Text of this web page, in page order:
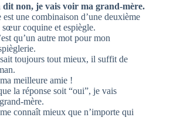
dit non, je vais voir ma grand-mère.
une combinaison d’une deuxième
sœur coquine et espiègle.
qu’un autre mot pour mon
toujours tout mieux, il suffit de
meilleure amie !
la réponse soit “oui”, je vais
mère.
connaît mieux que n’importe qui